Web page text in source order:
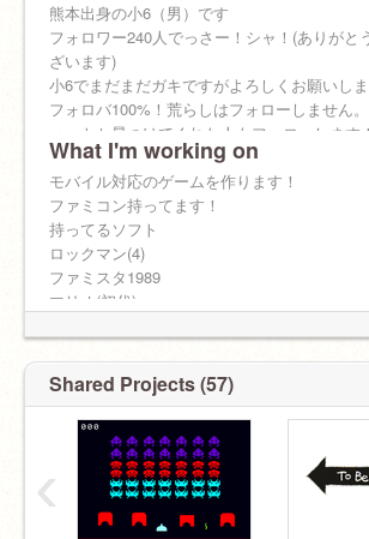
熊本出身の小6（男）です
フォロワー240人でっさー！シャ！(ありがと
ざいます)
小6でまだまだガキですがよろしくお願いし
フォロバ100%！荒らしはフォローしません。
ハートか星つけてくれた人もフォローします！
フォローよろしくお願いします！
ロックマン好きです！虫も好きです！
スク友@ PEANUTSDAYO
@ soranbusi
@ kitune0104
@ mario_kato
What I'm working on
モバイル対応のゲームを作ります！
ファミコン持ってます！
持ってるソフト
ロックマン(4)
ファミスタ1989
マリオ(初代)
活動機会減ります
Shared Projects (57)
‹